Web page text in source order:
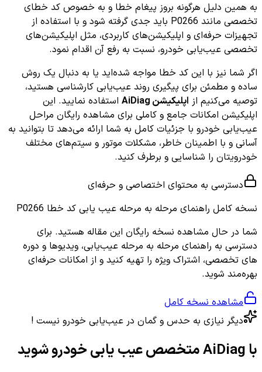
به همین دلیل هرگونه بروز پیغام خطا و به خصوص کد خطای
تخصصی مانند P0266 باید جدی گرفته شود و با استفاده از
تجهیزات حرفه‌ای و اپلیکیشن‌های کاربردی، مثل اپلیکیشن‌های
تخصصی عیب‌یابی خودرو، نسبت به رفع آن اقدام نمود.
اگر شما نیز با این کد خطا مواجه شده‌اید یا به دنبال یک روش
ساده و مطمئن برای پیگیری روند عیب‌یابی کارشناسی هستید،
توصیه می‌کنیم از اپلیکیشن AiDiag
استفاده نمایید. این
اپلیکیشن امکانات جامع و کاملی برای مشاهده رایگان مراحل
عیب‌یابی خودرو با جزئیات کامل به شما ارائه می‌دهد تا بتوانید به
آسانی و با اطمینان خاطر، مشکلات موتور و سیتم‌های مختلف
خودرویتان را شناسایی و برطرف کنید.
دسترسی به محتوای اختصاصی و حرفه‌ای
نسخه کامل راهنمای مرحله به مرحله عیب یابی کد خطا P0266
شما در حال مشاهده نسخه رایگان این مقاله هستید. برای
دسترسی به راهنمای مرحله به مرحله عیب‌یابی، ویدیوها و دوره
های تخصصی، اشتراک ویژه را تهیه کنید و از امکانات حرفه‌ای
بهره‌مند شوید.
مشاهده نسخه کامل
دیگر نیازی به حدس و گمان در عیب‌یابی خودرو نیست !
با AiDiag متخصص عیب یابی خودرو شوید